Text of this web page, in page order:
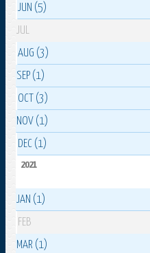
JUN (5)
JUL
AUG (3)
SEP (1)
OCT (3)
NOV (1)
DEC (1)
2021
JAN (1)
FEB
MAR (1)